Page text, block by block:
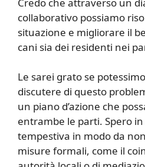
collaborativo possiamo
situazione e migliorare il
cani sia dei residenti nei
Le sarei grato se
discutere di questo
un piano d’azione che
entrambe le parti. Spero
tempestiva in modo da
misure formali, come il